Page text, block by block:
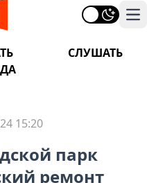
СЛУШАТЬ
15:20
парк
ремонт